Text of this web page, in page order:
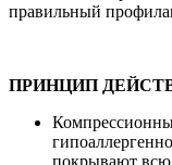
правильный
ПРИНЦИП
покрывают всю